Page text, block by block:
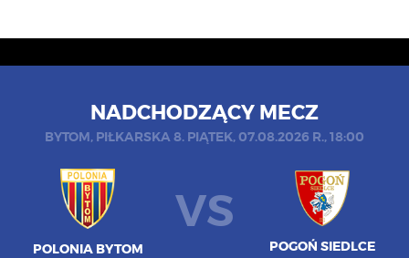
NADCHODZĄCY MECZ
BYTOM, PIŁKARSKA 8. PIĄTEK, 07.08.2026 R., 18:00
POLONIA BYTOM
VS
POGOŃ SIEDLCE